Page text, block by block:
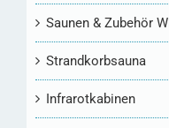
Saunen & Zubehör
Strandkorbsauna
Infrarotkabinen